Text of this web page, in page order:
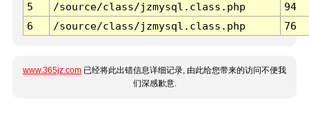
5
/source/class/jzmysql.class.php
94
6
/source/class/jzmysql.class.php 76
www.365jz.com 已经将此出错信息详细记录, 由此给您带来的访问不便我
们深感歉意.